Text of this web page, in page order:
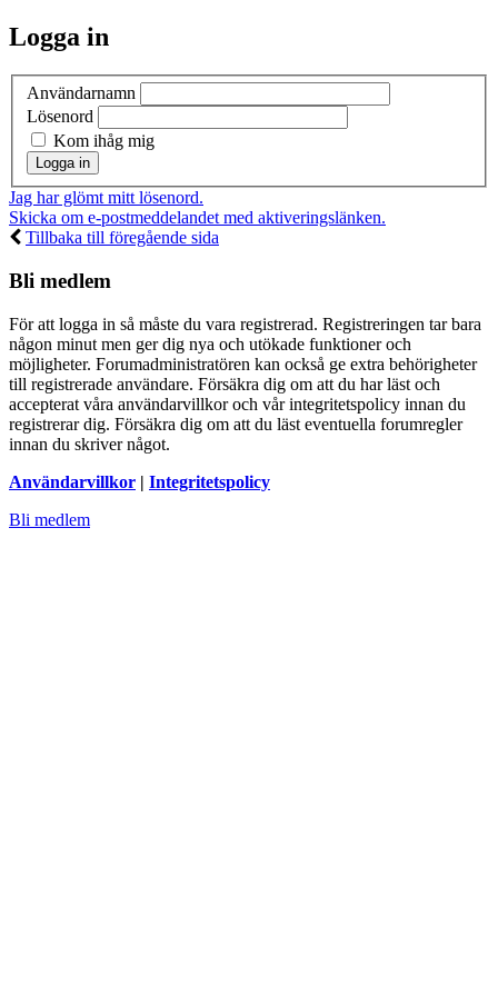
Logga in
Användarnamn
Lösenord
Kom ihåg mig
Jag har glömt mitt lösenord.
Skicka om e-postmeddelandet med aktiveringslänken.
Tillbaka till föregående sida
Bli medlem
För att logga in så måste du vara registrerad. Registreringen tar bara
någon minut men ger dig nya och utökade funktioner och
möjligheter. Forumadministratören kan också ge extra behörigheter
till registrerade användare. Försäkra dig om att du har läst och
accepterat våra användarvillkor och vår integritetspolicy innan du
registrerar dig. Försäkra dig om att du läst eventuella forumregler
innan du skriver något.
Användarvillkor | Integritetspolicy
Bli medlem